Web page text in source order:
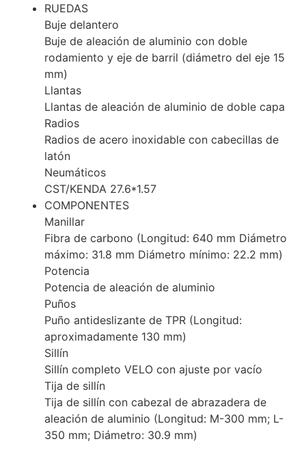
RUEDAS
Buje delantero
Buje de aleación de aluminio con doble
rodamiento y eje de barril (diámetro del eje 15
mm)
Llantas
Llantas de aleación de aluminio de doble capa
Radios
Radios de acero inoxidable con cabecillas de
latón
Neumáticos
CST/KENDA 27.6*1.57
COMPONENTES
Manillar
Fibra de carbono (Longitud: 640 mm Diámetro
máximo: 31.8 mm Diámetro mínimo: 22.2 mm)
Potencia
Potencia de aleación de aluminio
Puños
Puño antideslizante de TPR (Longitud:
aproximadamente 130 mm)
Sillín
Sillín completo VELO con ajuste por vacío
Tija de sillín
Tija de sillín con cabezal de abrazadera de
aleación de aluminio (Longitud: M-300 mm; L-
350 mm; Diámetro: 30.9 mm)